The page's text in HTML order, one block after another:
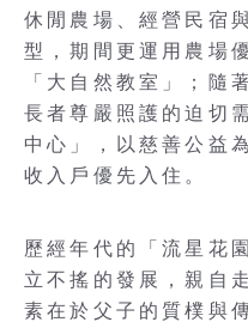
休閒農場、經營民宿
型，期間更運用農場
「大自然教室」；隨
長者尊嚴照護的迫切
中心」，以慈善公益
收入戶優先入住。
歷經年代的「流星花
立不搖的發展，親自
素在於父子的質樸與